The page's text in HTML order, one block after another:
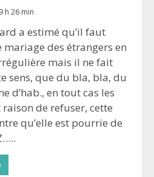
h 26 min
a estimé qu’il faut
des étrangers en
mais il ne fait
sens, que du bla, bla, du
d’hab., en tout cas les
de refuser, cette
qu’elle est pourrie de